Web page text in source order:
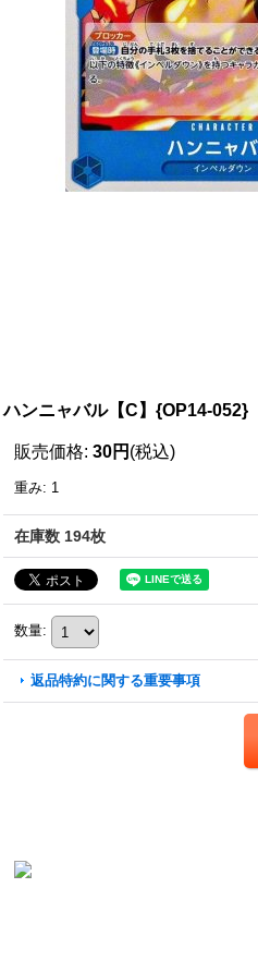
ハンニャバル【C】{OP14-052}
販売価格: 30円 (税込)
重み: 1
在庫数 194枚
数量:
返品特約に関する重要事項